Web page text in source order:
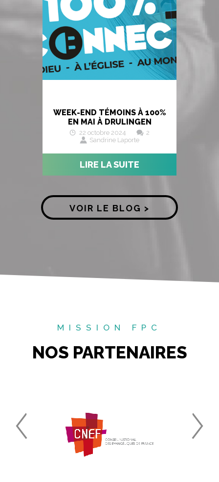
WEEK-END TÉMOINS À 100%
EN MAI À DRULINGEN
22 octobre 2024
2
Sandrine Laporte
LIRE LA SUITE
VOIR LE BLOG >
MISSION FPC
NOS PARTENAIRES